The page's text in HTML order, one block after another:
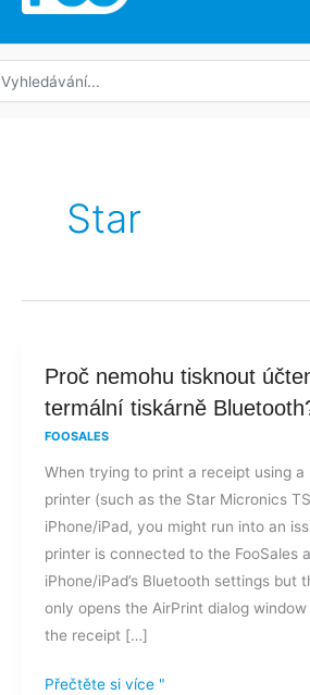
Star
Proč nemohu tisknout
termální tiskárně
FOOSALES
When trying to print a receipt using a
printer (such as the Star Micronics
iPhone/iPad, you might run into an
printer is connected to the FooSales
iPhone/iPad’s Bluetooth settings but
only opens the AirPrint dialog
the receipt […]
Proč
nemohu
na
termální
tiskárně
Bluetooth?
Přečtěte si více "